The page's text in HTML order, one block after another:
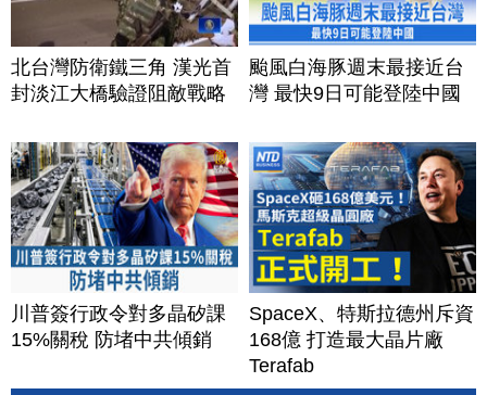
北台灣防衛鐵三角 漢光首
封淡江大橋驗證阻敵戰略
颱風白海豚週末最接近台
灣 最快9日可能登陸中國
川普簽行政令對多晶矽課
15%關稅 防堵中共傾銷
SpaceX、特斯拉德州斥資
168億 打造最大晶片廠
Terafab